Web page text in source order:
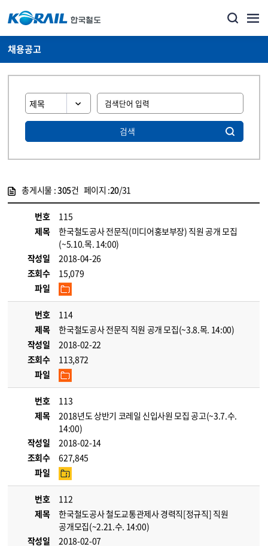
채용공고
검색
총게시물 :305건 페이지 :20/31
번호
115
제목
한국철도공사 전문직(미디어홍보부장) 직원 공개 모집
(~5.10.목. 14:00)
작성일
2018-04-26
조회수
15,079
파일
번호
114
제목
한국철도공사 전문직 직원 공개 모집(~3.8.목. 14:00)
작성일
2018-02-22
조회수
113,872
파일
번호
113
제목
2018년도 상반기 코레일 신입사원 모집 공고(~3.7.수.
14:00)
작성일
2018-02-14
조회수
627,845
파일
번호
112
제목
한국철도공사 철도교통관제사 경력직[정규직] 직원
공개모집(~2.21.수. 14:00)
작성일
2018-02-07